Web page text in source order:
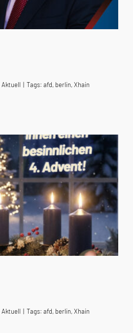
Aktuell | Tags: afd, berlin,Xhain
Aktuell | Tags: afd, berlin,Xhain